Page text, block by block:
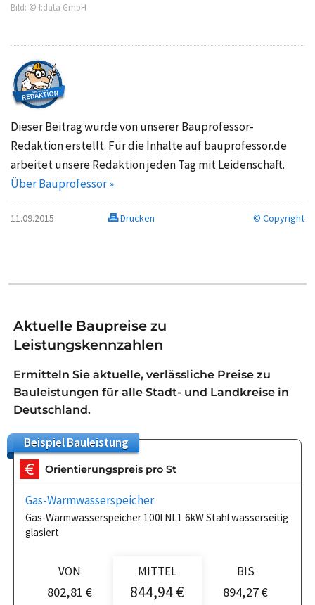
Bild: © f:data GmbH
Dieser Beitrag wurde von unserer Bauprofessor-
Redaktion erstellt. Für die Inhalte auf bauprofessor.de
arbeitet unsere Redaktion jeden Tag mit Leidenschaft.
Über Bauprofessor »
11.09.2015 Drucken © Copyright
Aktuelle Baupreise zu
Leistungskennzahlen
Ermitteln Sie aktuelle, verlässliche Preise zu
Bauleistungen für alle Stadt- und Landkreise in
Deutschland.
BeispielBauleistung
Orientierungspreis pro St
Gas-Warmwasserspeicher
Gas-Warmwasserspeicher 100l NL1 6kW Stahl wasserseitig
glasiert
VON
802,81 €
MITTEL
844,94 €
BIS
894,27 €